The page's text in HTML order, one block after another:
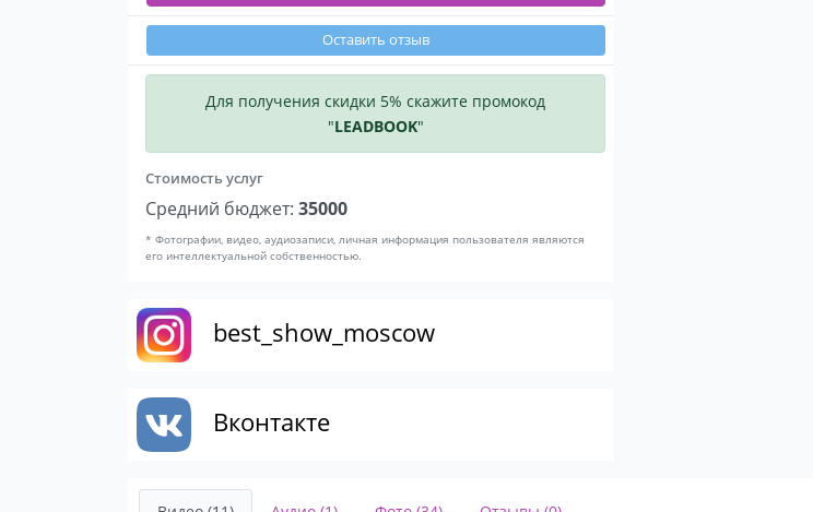
Оставить отзыв
Для получения скидки 5% скажите промокод
"LEADBOOK"
Стоимость услуг
Средний бюджет: 35000
* Фотографии, видео, аудиозаписи, личная информация пользователя являются
его интеллектуальной собственностью.
best_show_moscow
Вконтакте